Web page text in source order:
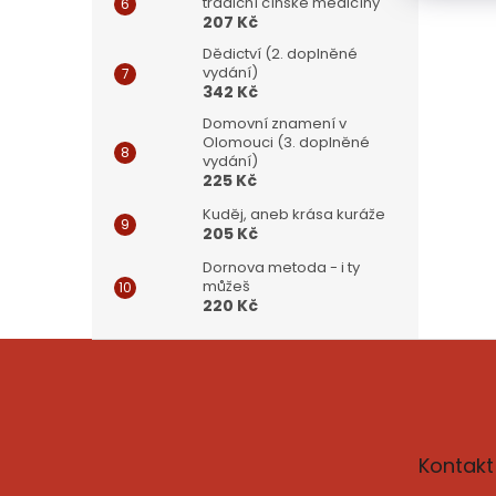
207 Kč
Dědictví (2. doplněné
vydání)
342 Kč
Domovní znamení v
Olomouci (3. doplněné
vydání)
225 Kč
Kuděj, aneb krása kuráže
205 Kč
Dornova metoda - i ty
můžeš
220 Kč
Kontakt